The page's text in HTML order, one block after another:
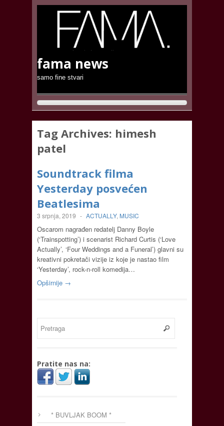
fama news
samo fine stvari
Tag Archives: himesh
patel
Soundtrack filma
Yesterday posvećen
Beatlesima
3 srpnja, 2019 - ACTUALLY, MUSIC
Oscarom nagrađen redatelj Danny Boyle
(‘Trainspotting’) i scenarist Richard Curtis (‘Love
Actually’, ‘Four Weddings and a Funeral’) glavni su
kreativni pokretači vizije iz koje je nastao film
‘Yesterday’, rock-n-roll komedija…
Opširnije →
Pratite nas na:
* BUVLJAK BOOM *